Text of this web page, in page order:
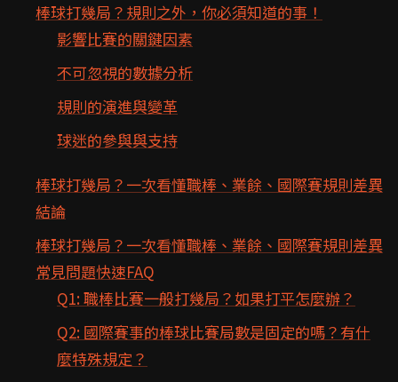
棒球打幾局？規則之外，你必須知道的事！
影響比賽的關鍵因素
不可忽視的數據分析
規則的演進與變革
球迷的參與與支持
棒球打幾局？一次看懂職棒、業餘、國際賽規則差異
結論
棒球打幾局？一次看懂職棒、業餘、國際賽規則差異
常見問題快速FAQ
Q1: 職棒比賽一般打幾局？如果打平怎麼辦？
Q2: 國際賽事的棒球比賽局數是固定的嗎？有什
麼特殊規定？